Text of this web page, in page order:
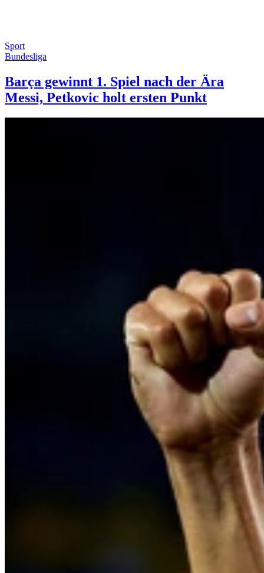
Sport
Bundesliga
Barça gewinnt 1. Spiel nach der Ära
Messi, Petkovic holt ersten Punkt